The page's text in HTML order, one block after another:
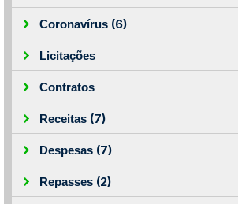
Coronavírus (6)
Licitações
Contratos
Receitas (7)
Despesas (7)
Repasses (2)